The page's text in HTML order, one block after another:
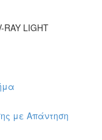
LIGHT
με Απάντηση